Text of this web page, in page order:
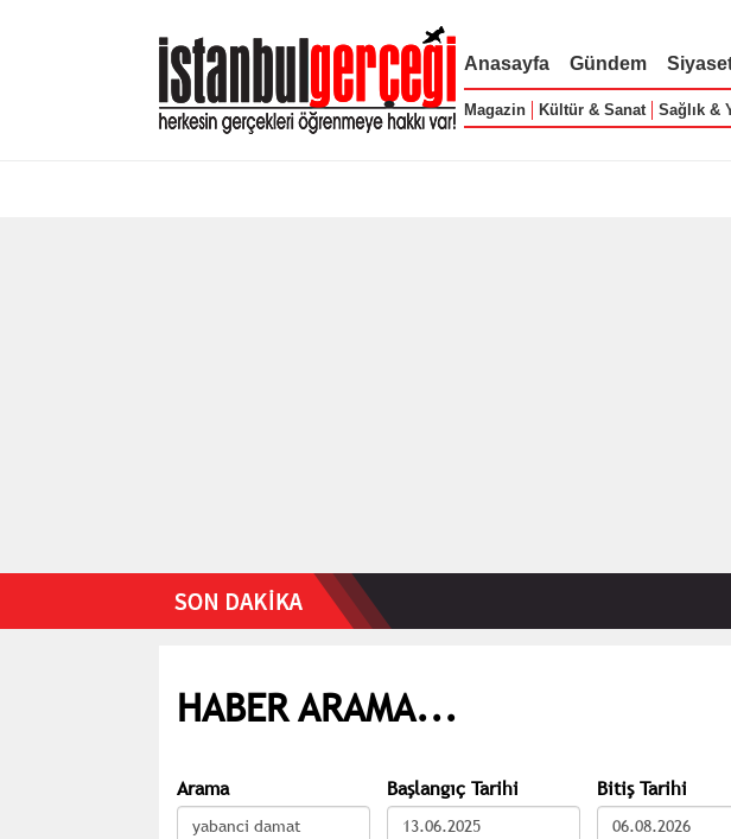
Anasayfa Gündem
Magazin Kültür & Sanat Sağlık &
HABER ARAMA...
Arama Başlangıç Tarihi Bitiş Tarihi